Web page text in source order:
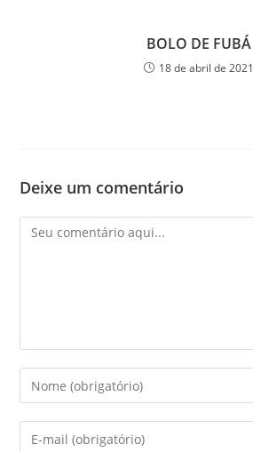
BOLO DE FUBÁ
18 de abril de 2021
Deixe um comentário